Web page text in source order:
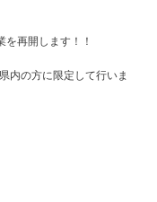
を再開します！！
内の方に限定して行いま